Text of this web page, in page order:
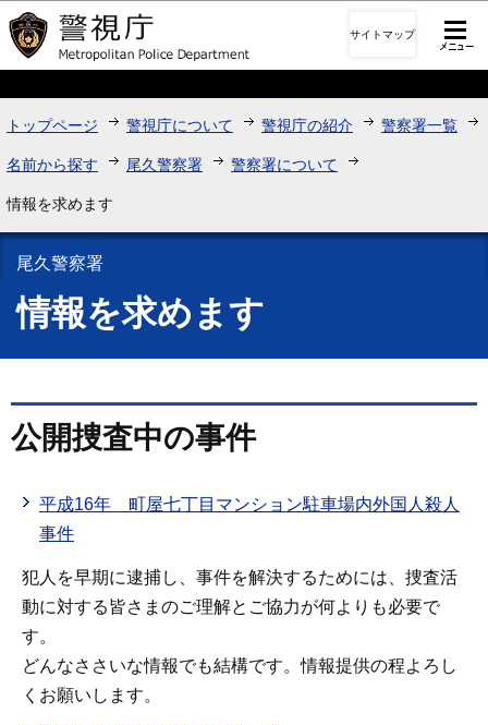
このページの本文へ移動
サイトマップ
トップページ 警視庁について 警視庁の紹介 警察署一覧
名前から探す 尾久警察署 警察署について
情報を求めます
尾久警察署
情報を求めます
公開捜査中の事件
平成16年 町屋七丁目マンション駐車場内外国人殺人
事件
犯人を早期に逮捕し、事件を解決するためには、捜査活
動に対する皆さまのご理解とご協力が何よりも必要で
す。
どんなささいな情報でも結構です。情報提供の程よろし
くお願いします。